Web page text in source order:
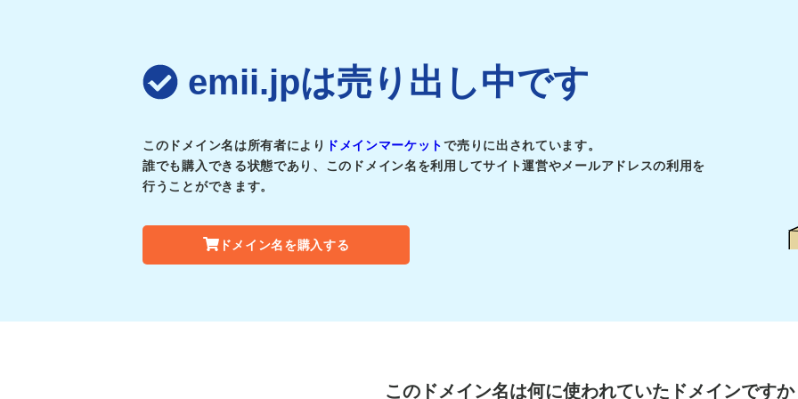
emii.jpは売り出し中です
このドメイン名は所有者により ドメインマーケットで売りに出されています。
誰でも購入できる状態であり、このドメイン名を利用してサイト運営やメールアドレスの利用を
行うことができます。
ドメイン名を購入する
このドメイン名は何に使われていたドメインですか